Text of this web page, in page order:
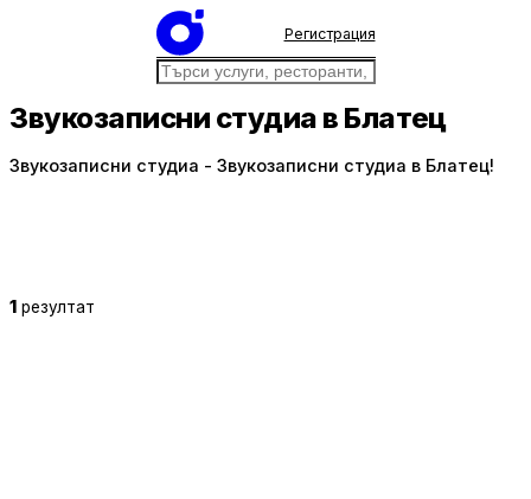
Регистрация
Звукозаписни студиа в Блатец
Звукозаписни студиа - Звукозаписни студиа в Блатец!
1 резултат